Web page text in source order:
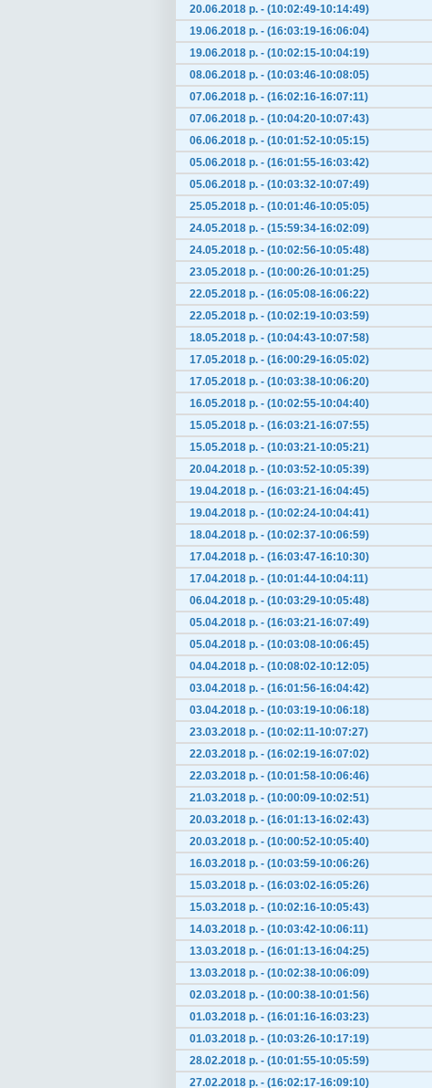
20.06.2018 р. - (10:02:49-10:14:49)
19.06.2018 р. - (16:03:19-16:06:04)
19.06.2018 р. - (10:02:15-10:04:19)
08.06.2018 р. - (10:03:46-10:08:05)
07.06.2018 р. - (16:02:16-16:07:11)
07.06.2018 р. - (10:04:20-10:07:43)
06.06.2018 р. - (10:01:52-10:05:15)
05.06.2018 р. - (16:01:55-16:03:42)
05.06.2018 р. - (10:03:32-10:07:49)
25.05.2018 р. - (10:01:46-10:05:05)
24.05.2018 р. - (15:59:34-16:02:09)
24.05.2018 р. - (10:02:56-10:05:48)
23.05.2018 р. - (10:00:26-10:01:25)
22.05.2018 р. - (16:05:08-16:06:22)
22.05.2018 р. - (10:02:19-10:03:59)
18.05.2018 р. - (10:04:43-10:07:58)
17.05.2018 р. - (16:00:29-16:05:02)
17.05.2018 р. - (10:03:38-10:06:20)
16.05.2018 р. - (10:02:55-10:04:40)
15.05.2018 р. - (16:03:21-16:07:55)
15.05.2018 р. - (10:03:21-10:05:21)
20.04.2018 р. - (10:03:52-10:05:39)
19.04.2018 р. - (16:03:21-16:04:45)
19.04.2018 р. - (10:02:24-10:04:41)
18.04.2018 р. - (10:02:37-10:06:59)
17.04.2018 р. - (16:03:47-16:10:30)
17.04.2018 р. - (10:01:44-10:04:11)
06.04.2018 р. - (10:03:29-10:05:48)
05.04.2018 р. - (16:03:21-16:07:49)
05.04.2018 р. - (10:03:08-10:06:45)
04.04.2018 р. - (10:08:02-10:12:05)
03.04.2018 р. - (16:01:56-16:04:42)
03.04.2018 р. - (10:03:19-10:06:18)
23.03.2018 р. - (10:02:11-10:07:27)
22.03.2018 р. - (16:02:19-16:07:02)
22.03.2018 р. - (10:01:58-10:06:46)
21.03.2018 р. - (10:00:09-10:02:51)
20.03.2018 р. - (16:01:13-16:02:43)
20.03.2018 р. - (10:00:52-10:05:40)
16.03.2018 р. - (10:03:59-10:06:26)
15.03.2018 р. - (16:03:02-16:05:26)
15.03.2018 р. - (10:02:16-10:05:43)
14.03.2018 р. - (10:03:42-10:06:11)
13.03.2018 р. - (16:01:13-16:04:25)
13.03.2018 р. - (10:02:38-10:06:09)
02.03.2018 р. - (10:00:38-10:01:56)
01.03.2018 р. - (16:01:16-16:03:23)
01.03.2018 р. - (10:03:26-10:17:19)
28.02.2018 р. - (10:01:55-10:05:59)
27.02.2018 р. - (16:02:17-16:09:10)